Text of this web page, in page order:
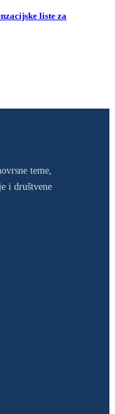
liste za
teme,
i društvene